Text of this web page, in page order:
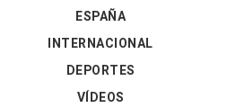
ESPAÑA
INTERNACIONAL
DEPORTES
VÍDEOS